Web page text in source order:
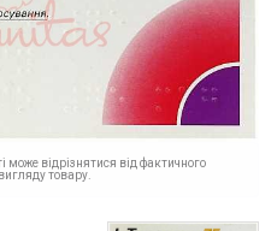
може відрізнятися від фактичного
товару.